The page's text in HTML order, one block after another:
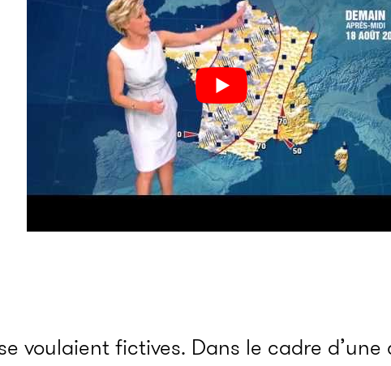
voulaient fictives. Dans le cadre